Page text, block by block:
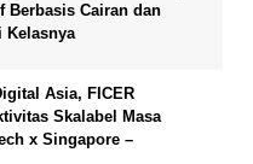
Berbasis Cairan dan
Kelasnya
Asia, FICER
Skalabel Masa
x Singapore –